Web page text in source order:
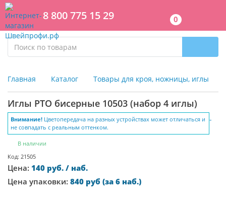
8 800 775 15 29 0
Главная Каталог Товары для кроя, ножницы, иглы
Иглы РТО бисерные 10503 (набор 4 иглы)
Внимание! Цветопередача на разных устройствах может отличаться и
не совпадать с реальным оттенком.
В наличии
Код: 21505
Цена: 140 руб. / наб.
Цена упаковки: 840 руб (за 6 наб.)